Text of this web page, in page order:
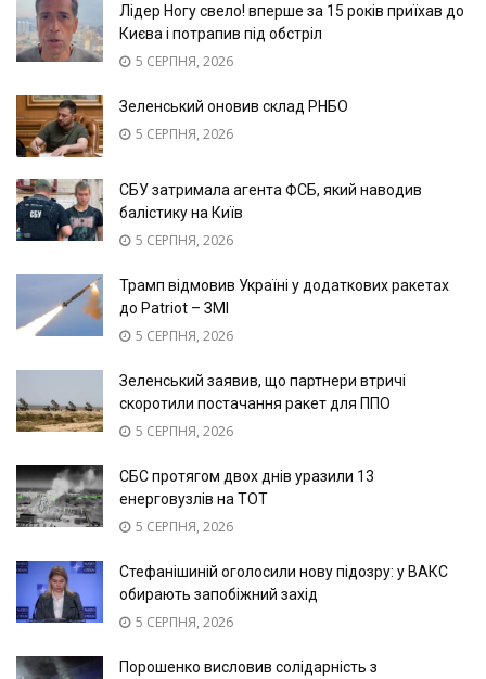
Лідер Ногу свело! вперше за 15 років приїхав до
Києва і потрапив під обстріл
5 СЕРПНЯ, 2026
Зеленський оновив склад РНБО
5 СЕРПНЯ, 2026
СБУ затримала агента ФСБ, який наводив
балістику на Київ
5 СЕРПНЯ, 2026
Трамп відмовив Україні у додаткових ракетах
до Patriot – ЗМІ
5 СЕРПНЯ, 2026
Зеленський заявив, що партнери втричі
скоротили постачання ракет для ППО
5 СЕРПНЯ, 2026
СБС протягом двох днів уразили 13
енерговузлів на ТОТ
5 СЕРПНЯ, 2026
Стефанішиній оголосили нову підозру: у ВАКС
обирають запобіжний захід
5 СЕРПНЯ, 2026
Порошенко висловив солідарність з